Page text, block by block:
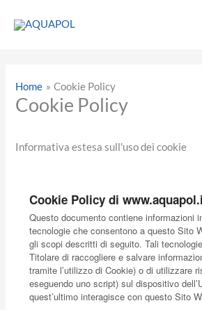
Home Cookie Policy
Cookie Policy
Informativa estesa sull'uso dei cookie
Cookie Policy di
Questo documento contiene informazioni
tecnologie che consentono a questo Sito
gli scopi descritti di seguito. Tali
Titolare di raccogliere e salvare
tramite l’utilizzo di Cookie) o di utilizzare
eseguendo uno script) sul dispositivo
quest’ultimo interagisce con questo Sito